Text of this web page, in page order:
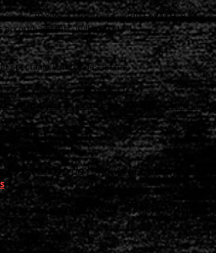
des Bordes à Montbard, et du Foyer H. Baillot à
juillet 2024.
spectaclel'Utopie des arbres
Régional de Bourgogne- Franche-Comté et
l'ESPE
Le paradoxe de l'endive et L'utopie des
de 3ème des collèges de l'option théâtre.